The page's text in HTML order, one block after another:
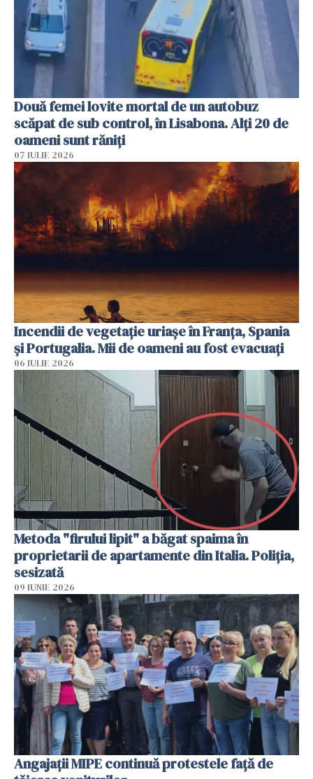
Două femei lovite mortal de un autobuz
scăpat de sub control, în Lisabona. Alți 20 de
oameni sunt răniți
07 IULIE 2026
Incendii de vegetație uriașe în Franța, Spania
și Portugalia. Mii de oameni au fost evacuați
06 IULIE 2026
Metoda "firului lipit" a băgat spaima în
proprietarii de apartamente din Italia. Poliția,
sesizată
09 IUNIE 2026
Angajaţii MIPE continuă protestele faţă de